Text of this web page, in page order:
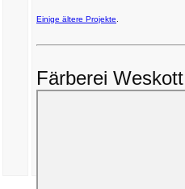
Einige ältere Projekte
Färberei Weskott